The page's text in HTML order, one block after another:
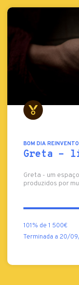
BOM DIA
Greta -
Greta - um
produzidos por
101% de 1 500€
Terminada a 20/